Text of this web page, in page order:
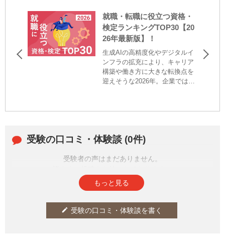
就職・転職に役立つ資格・
検定ランキングTOP30【20
26年最新版】！
生成AIの高精度化やデジタルイ
ンフラの拡充により、キャリア
構築や働き方に大きな転換点を
迎えそうな2026年。企業では業
層問われるようになりました。
資格取得に取り組むビジネスパ
メディア『日本の資格・検定』
立つ資格・検定」の最新調査を
実施。時代の変化と共に注目さ
す。本ランキングでは、最新結
果に加えてコメントや前回順位
受験の口コミ・体験談 (0件)
受験者の声はまだありません。
もっと見る
edit 受験の口コミ・体験談を書く